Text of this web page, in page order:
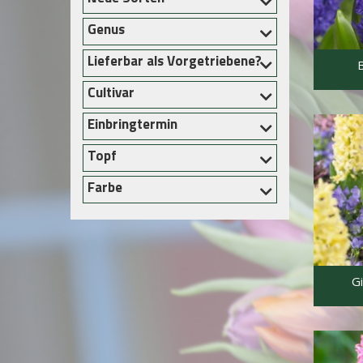
Verkaufsförderung
Contact
Genus
Lieferbar als Vorgetriebene?
Cultivar
Einbringtermin
Topf
Farbe